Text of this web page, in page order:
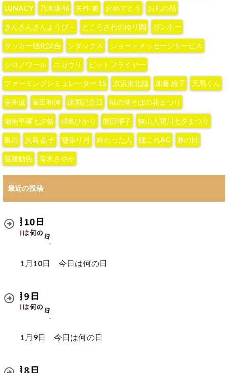
LUNACY ‪乃木坂46‬ ‪矢作 兼‬ おめでとう お礼の品
きんきんきんようび～ ところざわのゆり園 ガンホー
サッカー強化試合 シダックス ショートメッセージサービス
シロノワール ニガウリ ビットフライヤー
ファーミングシミュレーター 15 京浜東北線 加藤 綾子‬ 天馬くん
室井滋 峯田和伸 建国記念日 椛の湖そばの花まつり
湘南平塚七夕祭 満島ひかり 熊田曜子 狭山入間川七夕まつり
皇后 矢島 晶子 穂張り月 終わった人 艦これAC 豚の日
避難勧告 青木さやか
最近の投稿
1月10日 今日は何の日
1月9日 今日は何の日